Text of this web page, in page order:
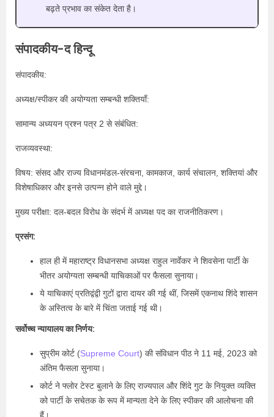
बढ़ते प्रभाव का संकेत देता है।
संपादकीय-द हिन्दू
संपादकीय:
अध्यक्ष/स्पीकर की अयोग्यता सम्बन्धी शक्तियाँ:
सामान्य अध्ययन प्रश्न पत्र 2 से संबंधित:
राजव्यवस्था:
विषय: संसद और राज्य विधानमंडल-संरचना, कामकाज, कार्य संचालन, शक्तियां और
विशेषाधिकार और इनसे उत्पन्न होने वाले मुद्दे।
मुख्य परीक्षा: दल-बदल विरोध के संदर्भ में अध्यक्ष पद का राजनीतिकरण।
प्रसंग:
हाल ही में महाराष्ट्र विधानसभा अध्यक्ष राहुल नार्वेकर ने शिवसेना पार्टी के
भीतर अयोग्यता सम्बन्धी याचिकाओं पर फैसला सुनाया।
ये याचिकाएं प्रतिद्वंद्वी गुटों द्वारा दायर की गई थीं, जिसमें एकनाथ शिंदे शासन
के अस्तित्व के बारे में चिंता जताई गई थी।
सर्वोच्च न्यायालय का निर्णय:
सुप्रीम कोर्ट (Supreme Court) की संविधान पीठ ने 11 मई, 2023 को
अंतिम फैसला सुनाया।
कोर्ट ने फ्लोर टेस्ट बुलाने के लिए राज्यपाल और शिंदे गुट के नियुक्त व्यक्ति
को पार्टी के सचेतक के रूप में मान्यता देने के लिए स्पीकर की आलोचना की